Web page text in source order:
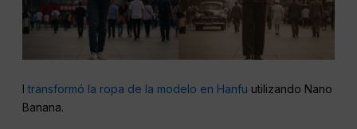
Itransformó la ropa de la modelo en Hanfu utilizando Nano
Banana.